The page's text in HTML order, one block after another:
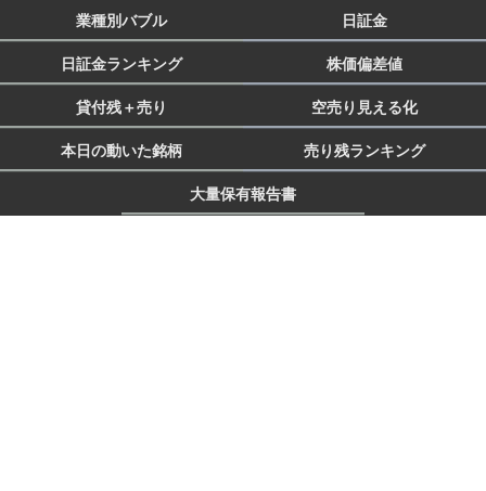
業種別バブル 日証金
日証金ランキング 株価偏差値
貸付残＋売り 空売り見える化
本日の動いた銘柄 売り残ランキング
大量保有報告書